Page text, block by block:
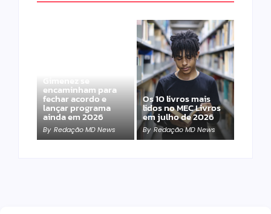
Gimenez se
encaminham para
fechar acordo e
lançar programa
ainda em 2026
By Redação MD News
Os 10 livros mais
lidos no MEC Livros
em julho de 2026
By Redação MD News